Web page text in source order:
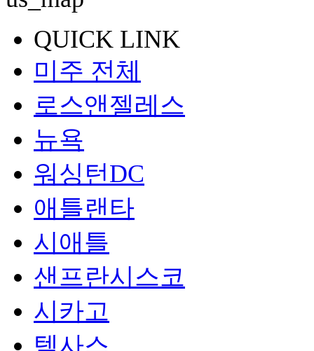
QUICK LINK
미주 전체
로스앤젤레스
뉴욕
워싱턴DC
애틀랜타
시애틀
샌프란시스코
시카고
텍사스